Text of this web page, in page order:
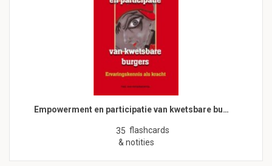
Empowerment en participatie van kwetsbare bu…
35 flashcards
& notities